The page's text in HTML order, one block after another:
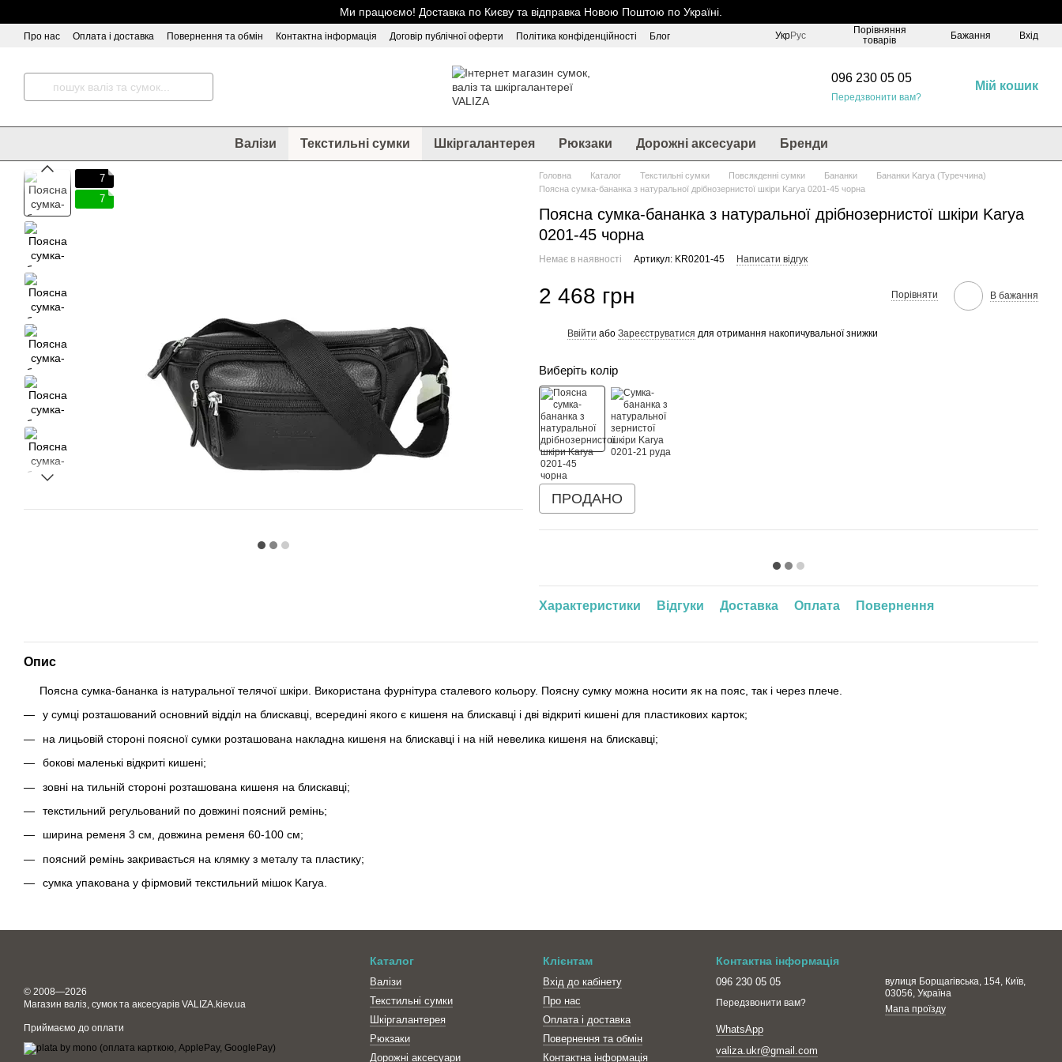
Ми працюємо! Доставка по Києву та відправка Новою Поштою по Україні.
Про нас Оплата і доставка Повернення та обмін Контактна інформація Договір публічної оферти Політика конфіденційності
Блог
УкрРус
Порівняння
товарів
Бажання Вхід
096 230 05 05
Передзвонити вам?
Мій кошик
Валізи Текстильні сумки Шкіргалантерея Рюкзаки Дорожні аксесуари Бренди
7
7
Головна Каталог Текстильні сумки Повсякденні сумки Бананки
Бананки Karya (Туреччина)
Поясна сумка-бананка з натуральної дрібнозернистої шкіри Karya 0201-45 чорна
Поясна сумка-бананка з натуральної дрібнозернистої шкіри Karya
0201-45 чорна
Немає в наявності Артикул: KR0201-45 Написати відгук
2 468 грн Порівняти В бажання
Ввійти або Зареєструватися для отримання накопичувальної знижки
Виберіть колір
ПРОДАНО
Характеристики Відгуки Доставка Оплата Повернення
Опис
Поясна сумка-бананка із натуральної телячої шкіри. Використана фурнітура сталевого кольору. Поясну сумку можна носити як на пояс, так і через плече.
у сумці розташований основний відділ на блискавці, всередині якого є кишеня на блискавці і дві відкриті кишені для пластикових карток;
на лицьовій стороні поясної сумки розташована накладна кишеня на блискавці і на ній невелика кишеня на блискавці;
бокові маленькі відкриті кишені;
зовні на тильній стороні розташована кишеня на блискавці;
текстильний регульований по довжині поясний ремінь;
ширина ременя 3 см, довжина ременя 60-100 см;
поясний ремінь закривається на клямку з металу та пластику;
сумка упакована у фірмовий текстильний мішок Karya.
© 2008—2026
Магазин валіз, сумок та аксесуарів VALIZA.kiev.ua
Приймаємо до оплати
Каталог
Валізи
Текстильні сумки
Шкіргалантерея
Рюкзаки
Дорожні аксесуари
Клієнтам
Вхід до кабінету
Про нас
Оплата і доставка
Повернення та обмін
Контактна інформація
Контактна інформація
096 230 05 05
Передзвонити вам?
WhatsApp
valiza.ukr@gmail.com
вулиця Борщагівська, 154, Київ,
03056, Україна
Мапа проїзду